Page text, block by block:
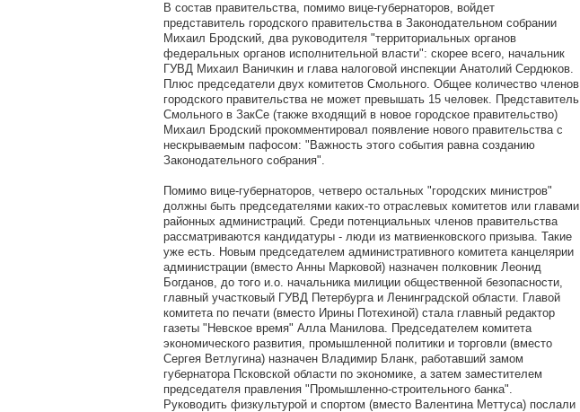
В состав правительства, помимо вице-губернаторов, войдет
представитель городского правительства в Законодательном собрании
Михаил Бродский, два руководителя "территориальных органов
федеральных органов исполнительной власти": скорее всего, начальник
ГУВД Михаил Ваничкин и глава налоговой инспекции Анатолий Сердюков.
Плюс председатели двух комитетов Смольного. Общее количество членов
городского правительства не может превышать 15 человек. Представитель
Смольного в ЗакСе (также входящий в новое городское правительство)
Михаил Бродский прокомментировал появление нового правительства с
нескрываемым пафосом: "Важность этого события равна созданию
Законодательного собрания".
Помимо вице-губернаторов, четверо остальных "городских министров"
должны быть председателями каких-то отраслевых комитетов или главами
районных администраций. Среди потенциальных членов правительства
рассматриваются кандидатуры - люди из матвиенковского призыва. Такие
уже есть. Новым председателем административного комитета канцелярии
администрации (вместо Анны Марковой) назначен полковник Леонид
Богданов, до того и.о. начальника милиции общественной безопасности,
главный участковый ГУВД Петербурга и Ленинградской области. Главой
комитета по печати (вместо Ирины Потехиной) стала главный редактор
газеты "Невское время" Алла Манилова. Председателем комитета
экономического развития, промышленной политики и торговли (вместо
Сергея Ветлугина) назначен Владимир Бланк, работавший замом
губернатора Псковской области по экономике, а затем заместителем
председателя правления "Промышленно-строительного банка".
Руководить физкультурой и спортом (вместо Валентина Меттуса) послали